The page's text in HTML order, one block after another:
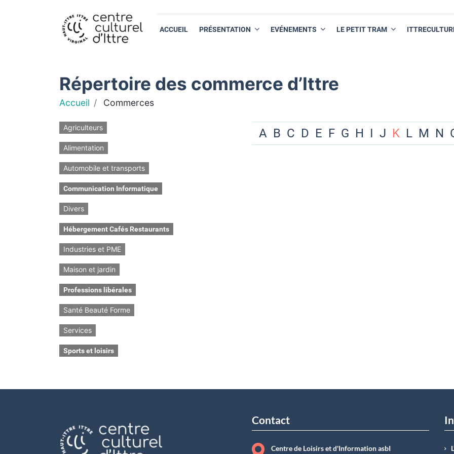
ACCUEIL PRÉSENTATION EVÉNEMENTS LE PETIT TRAM
Répertoire des commerce d’Ittre
Accueil Commerces
Agriculteurs
Alimentation
Automobile et transports
Communication Informatique
Divers
Hébergement Cafés Restaurants
Industries et PME
Maison et jardin
Professions libérales
Santé Beauté Forme
Services
Sports et loisirs
A B C D E F G H I J K L M N
Contact
Centre de Loisirs et d'Information asbI